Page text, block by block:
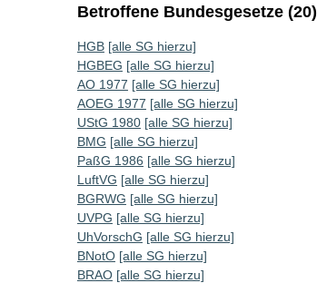
Betroffene Bundesgesetze (20)
HGB [alle SG hierzu]
HGBEG [alle SG hierzu]
AO 1977 [alle SG hierzu]
AOEG 1977 [alle SG hierzu]
UStG 1980 [alle SG hierzu]
BMG [alle SG hierzu]
PaßG 1986 [alle SG hierzu]
LuftVG [alle SG hierzu]
BGRWG [alle SG hierzu]
UVPG [alle SG hierzu]
UhVorschG [alle SG hierzu]
BNotO [alle SG hierzu]
BRAO [alle SG hierzu]